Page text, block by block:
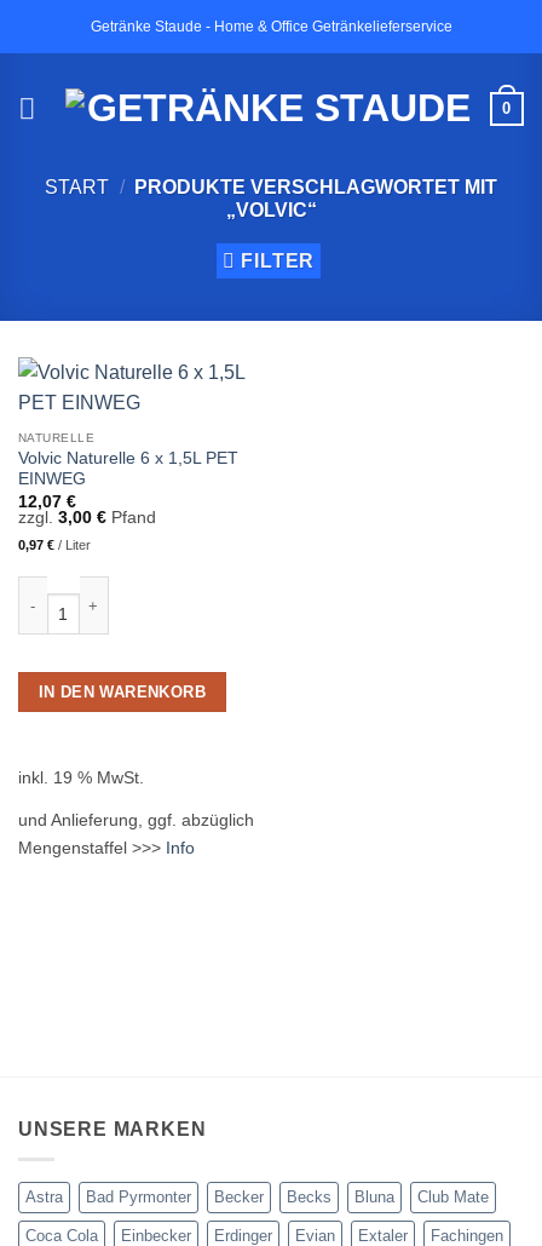
Getränke Staude - Home & Office Getränkelieferservice
0
START /
PRODUKTE VERSCHLAGWORTET MIT
„VOLVIC“
FILTER
NATURELLE
Volvic Naturelle 6 x 1,5L PET
EINWEG
12,07 €
zzgl. 3,00 €Pfand
0,97 €/ Liter
IN DEN WARENKORB
inkl. 19 % MwSt.
und Anlieferung, ggf. abzüglich
Mengenstaffel >>> Info
UNSERE MARKEN
Astra Bad Pyrmonter Becker Becks Bluna Club Mate
Coca Cola Einbecker Erdinger Evian Extaler Fachingen